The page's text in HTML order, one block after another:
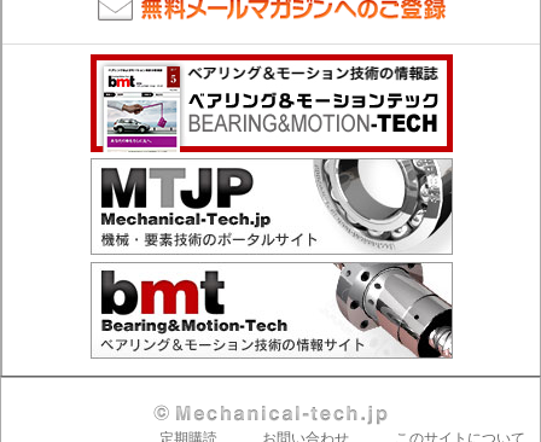
定期購読 お問い合わせ このサイトについて